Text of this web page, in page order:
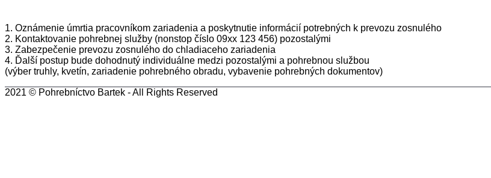
1. Oznámenie úmrtia pracovníkom zariadenia a poskytnutie informácií potrebných k prevozu zosnulého
2. Kontaktovanie pohrebnej služby (nonstop číslo 09xx 123 456) pozostalými
3. Zabezpečenie prevozu zosnulého do chladiaceho zariadenia
4. Ďalší postup bude dohodnutý individuálne medzi pozostalými a pohrebnou službou
(výber truhly, kvetín, zariadenie pohrebného obradu, vybavenie pohrebných dokumentov)
2021 © Pohrebníctvo Bartek - All Rights Reserved